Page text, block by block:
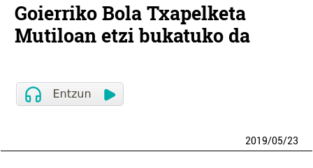
Goierriko Bola Txapelketa
Mutiloan etzi bukatuko da
2019/05/23